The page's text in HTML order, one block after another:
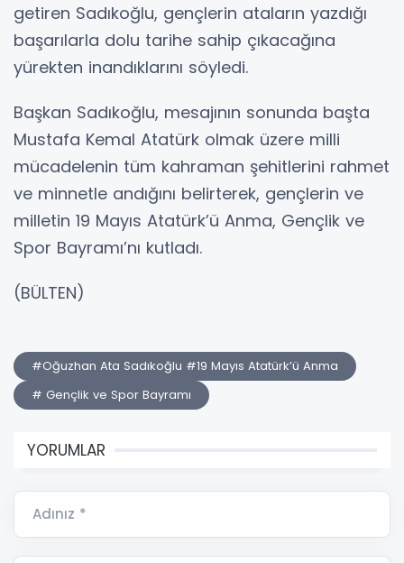
getiren Sadıkoğlu, gençlerin ataların yazdığı
başarılarla dolu tarihe sahip çıkacağına
yürekten inandıklarını söyledi.
Başkan Sadıkoğlu, mesajının sonunda başta
Mustafa Kemal Atatürk olmak üzere milli
mücadelenin tüm kahraman şehitlerini rahmet
ve minnetle andığını belirterek, gençlerin ve
milletin 19 Mayıs Atatürk’ü Anma, Gençlik ve
Spor Bayramı’nı kutladı.
(BÜLTEN)
#Oğuzhan Ata Sadıkoğlu #19 Mayıs Atatürk’ü Anma
# Gençlik ve Spor Bayramı
YORUMLAR
Adınız *